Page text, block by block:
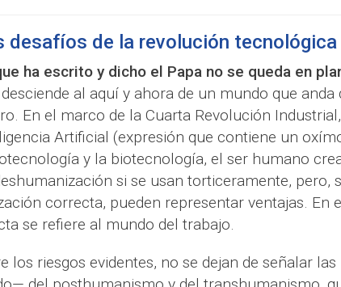
desafíos de la revolución tecnológica
ha escrito y dicho el Papa no se queda en
al aquí y ahora de un mundo que
En el marco de la Cuarta Revolución
Artificial (expresión que contiene un
y la biotecnología, el ser humano
si se usan torticeramente, pero,
correcta, pueden representar ventajas. En
se refiere al mundo del trabajo.
los riesgos evidentes, no se dejan de señalar